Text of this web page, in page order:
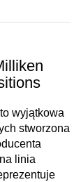
wyjątkowa
stworzona
linia